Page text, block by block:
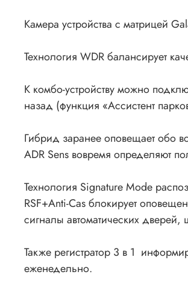
Камера устройства с матрицей
Технология WDR балансирует
К комбо-устройству можно
назад (функция «Ассистент
Гибрид заранее оповещает обо
ADR Sens вовремя определяют
Технология Signature Mode
RSF+Anti-Cas блокирует
сигналы автоматических
Также регистратор 3 в 1
еженедельно.